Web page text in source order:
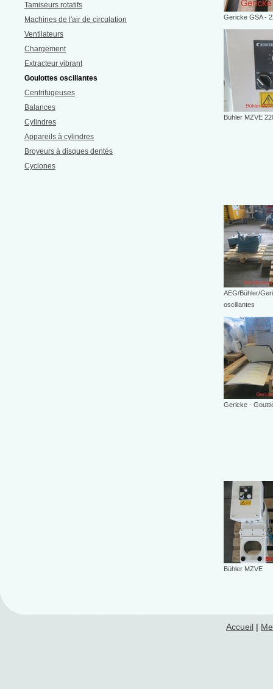
Tamiseurs rotatifs
Machines de l'air de circulation
Ventilateurs
Chargement
Extracteur vibrant
Goulottes oscillantes
Centrifugeuses
Balances
Cylindres
Appareils à cylindres
Broyeurs à disques dentés
Cyclones
Gericke GSA -
Bühler MZVE
AEG/Bühler/
oscillantes
Gericke -
Bühler MZVE
Accueil |